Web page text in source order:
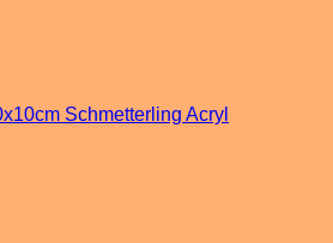
Schmetterling Acryl